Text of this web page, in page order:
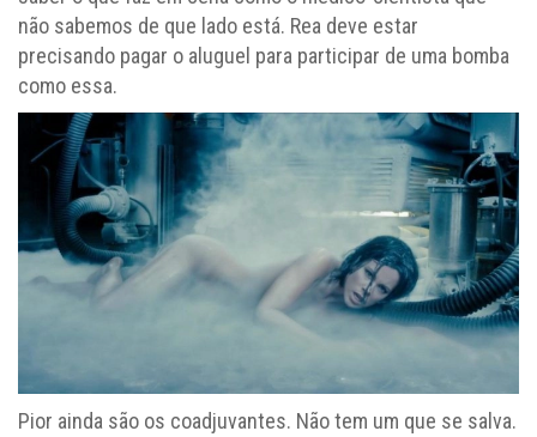
não sabemos de que lado está. Rea deve estar
precisando pagar o aluguel para participar de uma bomba
como essa.
Pior ainda são os coadjuvantes. Não tem um que se salva.